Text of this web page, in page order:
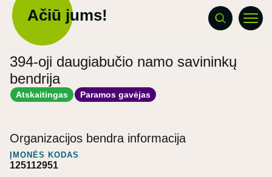
Ačiū jums!
394-oji daugiabučio namo savininkų
bendrija
Atskaitingas Paramos gavėjas
Organizacijos bendra informacija
ĮMONĖS KODAS
125112951